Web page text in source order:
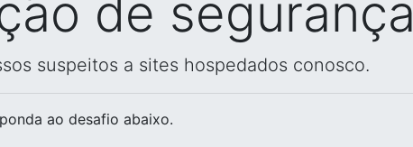
de segurança
suspeitos a sites hospedados conosco.
ao desafio abaixo.